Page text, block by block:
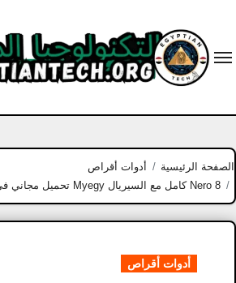
content
الصفحة الرئيسية
أدوات أقراص
Nero 8 كامل مع السيريال Myegy تحميل مجاني في عام 2025
أدوات أقراص